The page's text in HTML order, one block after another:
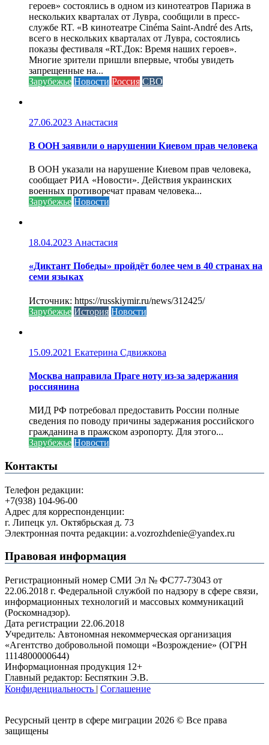
героев» состоялись в одном из кинотеатров Парижа в
нескольких кварталах от Лувра, сообщили в пресс-
службе RT. «В кинотеатре Cinéma Saint-André des Arts,
всего в нескольких кварталах от Лувра, состоялись
показы фестиваля «RT.Док: Время наших героев».
Многие зрители пришли впервые, чтобы увидеть
запрещенные на...
Зарубежье Новости Россия СВО
27.06.2023 Анастасия
В ООН заявили о нарушении Киевом прав человека
В ООН указали на нарушение Киевом прав человека,
сообщает РИА «Новости». Действия украинских
военных противоречат правам человека...
Зарубежье Новости
18.04.2023 Анастасия
«Диктант Победы» пройдёт более чем в 40 странах на
семи языках
Источник: https://russkiymir.ru/news/312425/
Зарубежье История Новости
15.09.2021 Екатерина Сдвижкова
Москва направила Праге ноту из-за задержания
россиянина
МИД РФ потребовал предоставить России полные
сведения по поводу причины задержания российского
гражданина в пражском аэропорту. Для этого...
Зарубежье Новости
Контакты
Телефон редакции:
+7(938) 104-96-00
Адрес для корреспонденции:
г. Липецк ул. Октябрьская д. 73
Электронная почта редакции: a.vozrozhdenie@yandex.ru
Правовая информация
Регистрационный номер СМИ Эл № ФС77-73043 от
22.06.2018 г. Федеральной службой по надзору в сфере связи,
информационных технологий и массовых коммуникаций
(Роскомнадзор).
Дата регистрации 22.06.2018
Учредитель: Автономная некоммерческая организация
«Агентство добровольной помощи «Возрождение» (ОГРН
1114800000644)
Информационная продукция 12+
Главный редактор: Беспяткин Э.В.
Конфиденциальность | Соглашение
Ресурсный центр в сфере миграции 2026 © Все права
защищены